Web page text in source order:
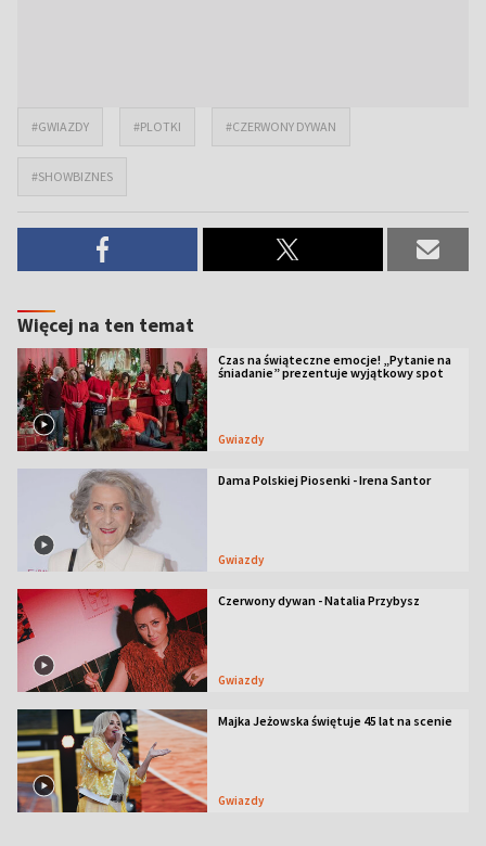
#GWIAZDY #PLOTKI #CZERWONY DYWAN
#SHOWBIZNES
Więcej na ten temat
Czas na świąteczne emocje! „Pytanie na
śniadanie” prezentuje wyjątkowy spot
Gwiazdy
Dama Polskiej Piosenki - Irena Santor
Gwiazdy
Czerwony dywan - Natalia Przybysz
Gwiazdy
Majka Jeżowska świętuje 45 lat na scenie
Gwiazdy